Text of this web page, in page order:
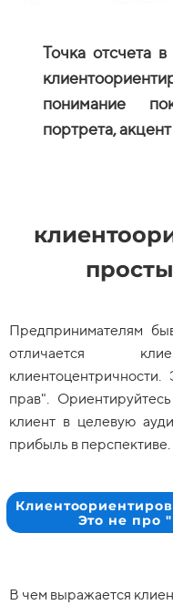
Точка отсчета
понимание
портрета,
Предпринимателям
отличается
прав".
клиент в целевую
прибыль в перспективе.
Это не про
В чем выражается